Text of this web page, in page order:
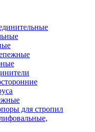
для стропил